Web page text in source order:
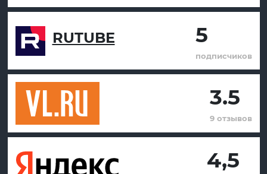
RUTUBE 5
подписчиков
3.5
9 отзывов
4,5